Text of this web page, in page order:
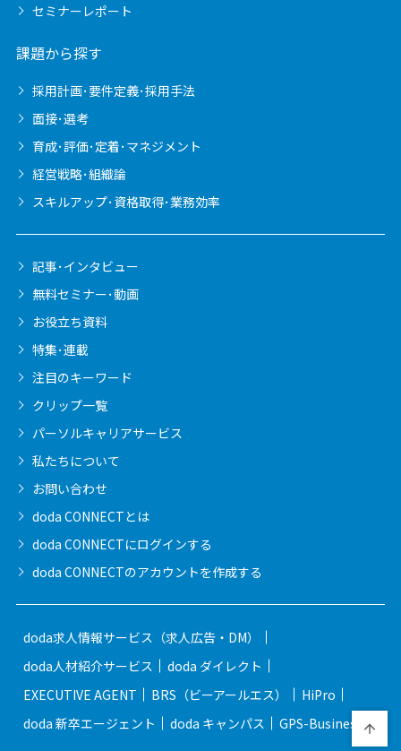
セミナーレポート
課題から探す
採用計画･要件定義･採用手法
面接･選考
育成･評価･定着･マネジメント
経営戦略･組織論
スキルアップ･資格取得･業務効率
記事･インタビュー
無料セミナー･動画
お役立ち資料
特集･連載
注目のキーワード
クリップ一覧
パーソルキャリアサービス
私たちについて
お問い合わせ
doda CONNECTとは
doda CONNECTにログインする
doda CONNECTのアカウントを作成する
doda求人情報サービス（求人広告・DM）
doda人材紹介サービス
doda ダイレクト
EXECUTIVE AGENT
BRS（ビーアールエス）
HiPro
doda 新卒エージェント
doda キャンパス GPS-Business